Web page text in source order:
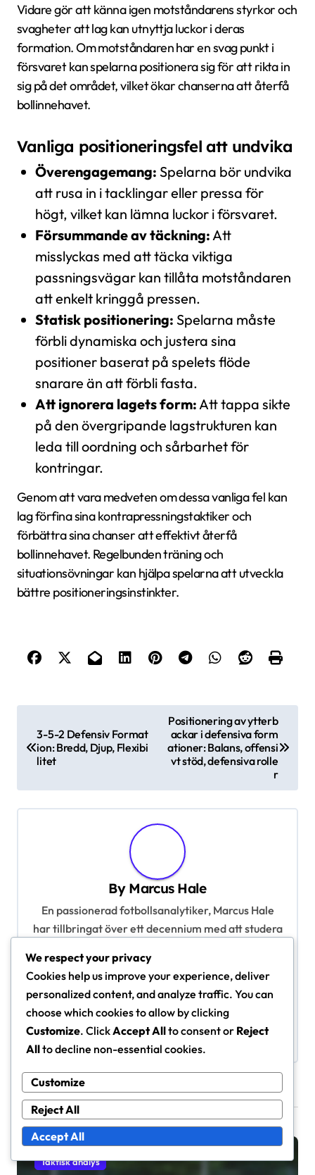
Vidare gör att känna igen motståndarens styrkor och
svagheter att lag kan utnyttja luckor i deras
formation. Om motståndaren har en svag punkt i
försvaret kan spelarna positionera sig för att rikta in
sig på det området, vilket ökar chanserna att återfå
bollinnehavet.
Vanliga positioneringsfel att undvika
Överengagemang: Spelarna bör undvika
att rusa in i tacklingar eller pressa för
högt, vilket kan lämna luckor i försvaret.
Försummande av täckning:Att
misslyckas med att täcka viktiga
passningsvägar kan tillåta motståndaren
att enkelt kringgå pressen.
Statisk positionering: Spelarna måste
förbli dynamiska och justera sina
positioner baserat på spelets flöde
snarare än att förbli fasta.
Att ignorera lagets form:Att tappa sikte
på den övergripande lagstrukturen kan
leda till oordning och sårbarhet för
kontringar.
Genom att vara medveten om dessa vanliga fel kan
lag förfina sina kontrapressningstaktiker och
förbättra sina chanser att effektivt återfå
bollinnehavet. Regelbunden träning och
situationsövningar kan hjälpa spelarna att utveckla
bättre positioneringsinstinkter.
t
n
o
n
3-5-2 Defensiv Format
ion: Bredd, Djup, Flexibi
litet
Positionering av ytterb
ackar i defensiva form
ationer: Balans, offensi
vt stöd, defensiva rolle
r
By Marcus Hale
En passionerad fotbollsanalytiker, Marcus Hale
har tillbringat över ett decennium med att studera
bakgrund inom idrottsvetenskap och coaching,
ger han ett unikt perspektiv på de taktiska
intrikata detaljerna i fotboll. När han inte skriver,
gillar Marcus att spela amatörfotboll och dela
med sig av sina insikter på olika plattformar.
Related Posts
Taktisk analys
We respect your privacy
Cookies help us improve your experience, deliver
personalized content, and analyze traffic. You can
choose which cookies to allow by clicking
Customize. ClickAccept Allto consent or Reject
Allto decline non-essential cookies.
Customize
Reject All
Accept All